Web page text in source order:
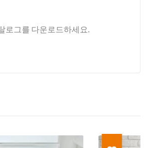
로그를 다운로드하세요.